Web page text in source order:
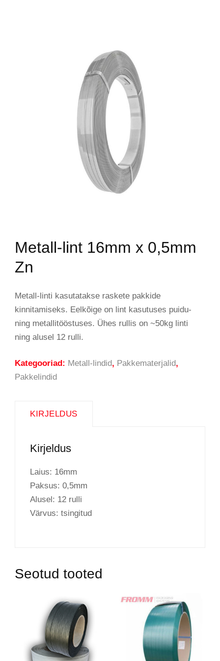
Metall-lint 16mm x 0,5mm
Zn
Metall-linti kasutatakse raskete pakkide
kinnitamiseks. Eelkõige on lint kasutuses puidu-
ning metallitööstuses. Ühes rullis on ~50kg linti
ning alusel 12 rulli.
Kategooriad: Metall-lindid, Pakkematerjalid,
Pakkelindid
KIRJELDUS
Kirjeldus
Laius: 16mm
Paksus: 0,5mm
Alusel: 12 rulli
Värvus: tsingitud
Seotud tooted